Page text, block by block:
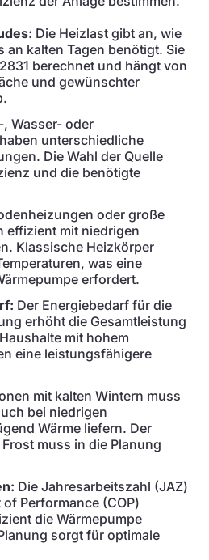
Die Heizlast gibt an, wie
an kalten Tagen benötigt. Sie
berechnet und hängt von
und gewünschter
, Wasser- oder
unterschiedliche
Die Wahl der Quelle
und die benötigte
oder große
effizient mit niedrigen
Klassische Heizkörper
was eine
erfordert.
Der Energiebedarf für die
erhöht die Gesamtleistung
mit hohem
eine leistungsfähigere
mit kalten Wintern muss
bei niedrigen
Wärme liefern. Der
muss in die Planung
Die Jahresarbeitszahl (JAZ)
Performance (COP)
die Wärmepumpe
sorgt für optimale